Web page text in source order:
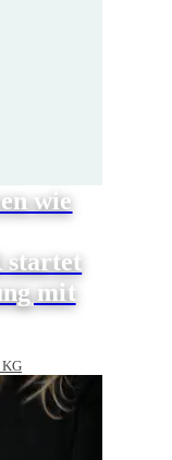
wie
startet
mit